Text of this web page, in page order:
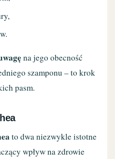
na jego obecność
szamponu – to krok
pasm.
to dwa niezwykle istotne
wpływ na zdrowie